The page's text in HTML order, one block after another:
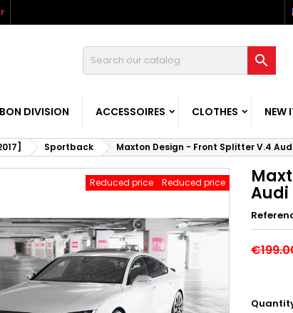

DIVISION ACCESSOIRES CLOTHES NEW
Sportback Maxton Design - Front Splitter V.4 Audi
Reduced price
Reduced price Audi